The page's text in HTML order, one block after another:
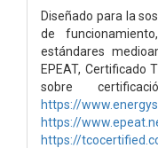
Diseñado para la
de
estándares
EPEAT, Certificado
sobre
https://
https://
https://